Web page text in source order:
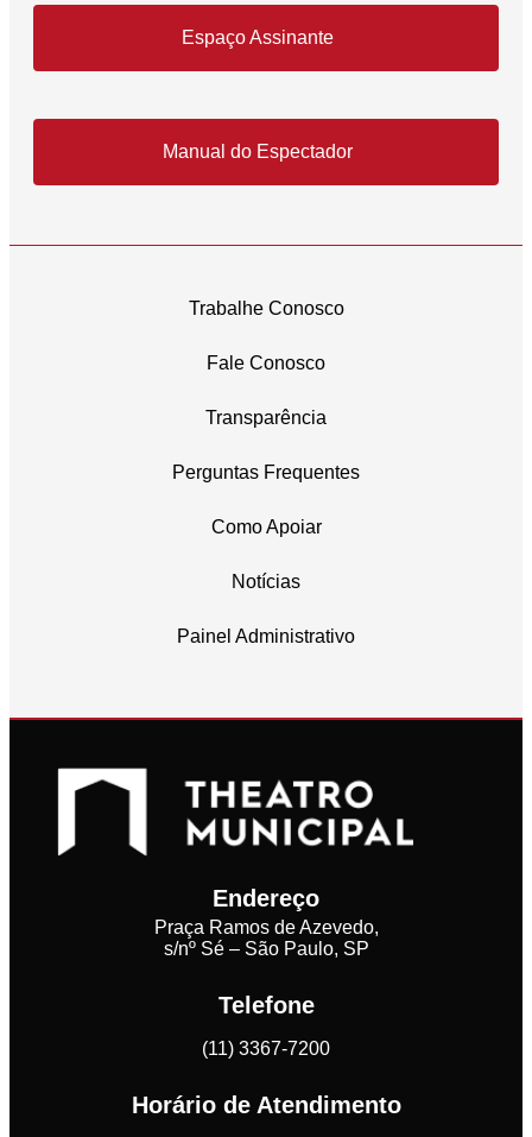
Espaço Assinante
Manual do Espectador
Trabalhe Conosco
Fale Conosco
Transparência
Perguntas Frequentes
Como Apoiar
Notícias
Painel Administrativo
Endereço
Praça Ramos de Azevedo,
s/nº Sé – São Paulo, SP
Telefone
(11) 3367-7200
Horário de Atendimento